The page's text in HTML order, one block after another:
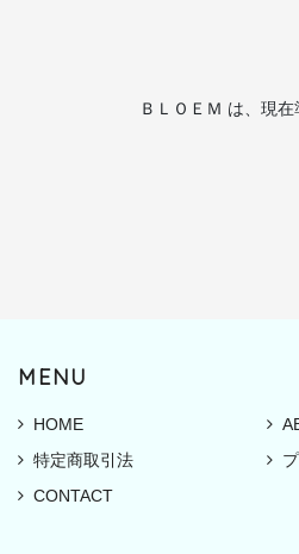
ＢＬＯＥＭ は、現在
MENU
HOME
特定商取引法
CONTACT